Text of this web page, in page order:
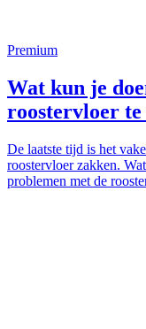
Premium
Wat kun je
roostervloer
De laatste tijd is het
roostervloer zakken.
problemen met de